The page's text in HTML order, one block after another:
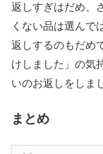
返しすぎはだめ、
くない品は選んで
返しするのもだめ
けしました」の気
いのお返しをしま
まとめ